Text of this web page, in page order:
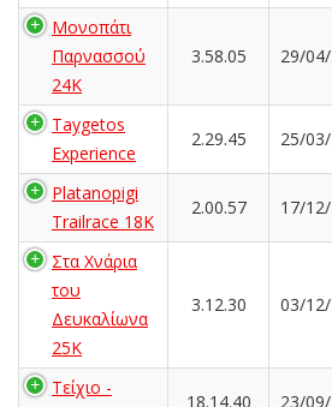
Μονοπάτι
Παρνασσού
24K
3.58.05 29/
Taygetos
Experience
2.29.45 25/
Platanopigi
Trailrace 18K
2.00.57 17/
Στα Χνάρια
του
Δευκαλίωνα
25K
3.12.30 03/
Τείχιο -
18.14.40 23/